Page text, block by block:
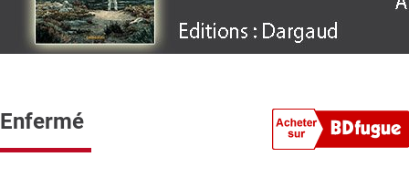
Enfermé